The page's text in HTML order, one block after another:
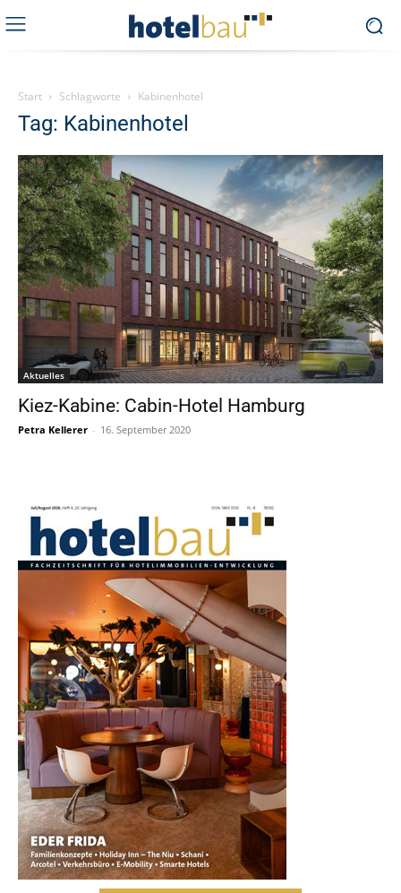
Start Schlagworte Kabinenhotel
Tag: Kabinenhotel
Aktuelles
Kiez-Kabine: Cabin-Hotel Hamburg
Petra Kellerer - 16. September 2020